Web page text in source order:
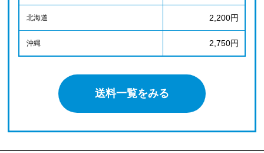
北海道 2,200円
沖縄 2,750円
送料一覧をみる